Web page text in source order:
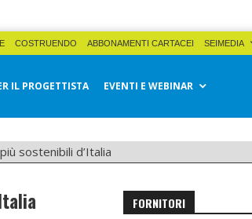
COSTRUENDO ABBONAMENTI CARTACEI SEIMEDIA
IL PROGETTISTA EVENTI E WEBINAR
sostenibili d’Italia
FORNITORI